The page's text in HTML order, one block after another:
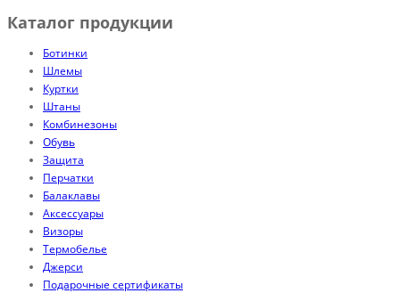
Каталог продукции
Ботинки
Шлемы
Куртки
Штаны
Комбинезоны
Обувь
Защита
Перчатки
Балаклавы
Аксессуары
Визоры
Термобелье
Джерси
Подарочные сертификаты